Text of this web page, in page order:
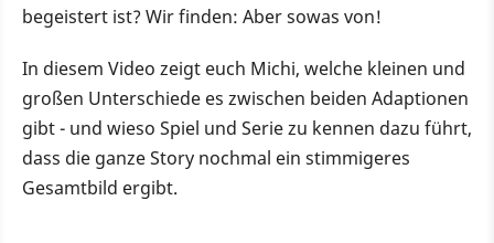
begeistert ist? Wir finden: Aber sowas von!
In diesem Video zeigt euch Michi, welche kleinen und
großen Unterschiede es zwischen beiden Adaptionen
gibt - und wieso Spiel und Serie zu kennen dazu führt,
dass die ganze Story nochmal ein stimmigeres
Gesamtbild ergibt.